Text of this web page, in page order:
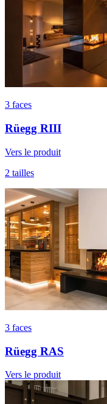
3 faces
Rüegg RIII
Vers le produit
2 tailles
3 faces
Rüegg RAS
Vers le produit